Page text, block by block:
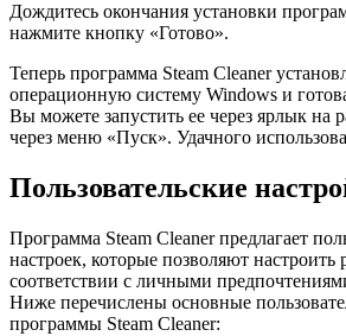
Дождитесь окончания установки
нажмите кнопку «Готово».
Теперь программа Steam Cleaner
операционную систему Windows и
Вы можете запустить ее через ярлык на
через меню «Пуск». Удачного
Пользовательские
Программа Steam Cleaner предлагает
настроек, которые позволяют
соответствии с личными
Ниже перечислены основные
программы Steam Cleaner: